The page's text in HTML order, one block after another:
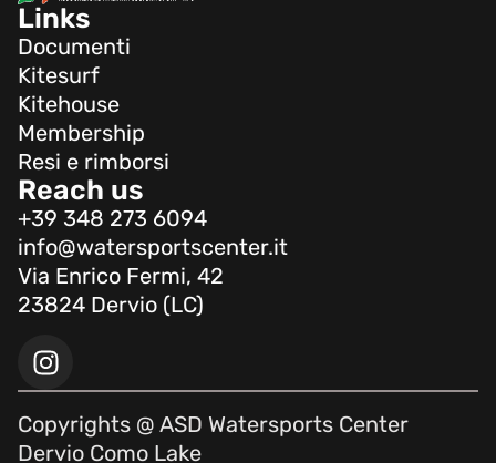
Links
Documenti
Kitesurf
Kitehouse
Membership
Resi e rimborsi
Reach us
+39 348 273 6094
info@watersportscenter.it
Via Enrico Fermi, 42
23824 Dervio (LC)
Copyrights @ ASD Watersports Center
Dervio Como Lake